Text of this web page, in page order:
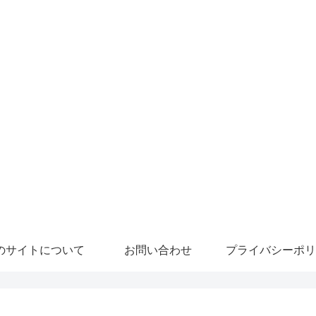
サイトについて お問い合わせ プライバシーポ